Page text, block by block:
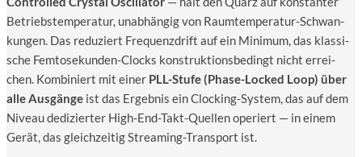
Betriebs­tem­pe­ra­tur, unab­hän­gig von Raum­tem­pe­ra­tur-Schwan­
kun­gen. Das redu­ziert Fre­quenz­drift auf ein Mini­mum, das klas­si­
sche Fem­to­se­kun­den-Clocks kon­struk­ti­ons­be­dingt nicht errei­
chen. Kom­bi­niert mit einer PLL-Stu­fe (Pha­se-Locked Loop) über
alle Aus­gän­ge ist das Ergeb­nis ein Clo­cking-Sys­tem, das auf dem
Niveau dedi­zier­ter High-End-Takt-Quel­len ope­riert — in einem
Gerät, das gleich­zei­tig Strea­ming-Trans­port ist.